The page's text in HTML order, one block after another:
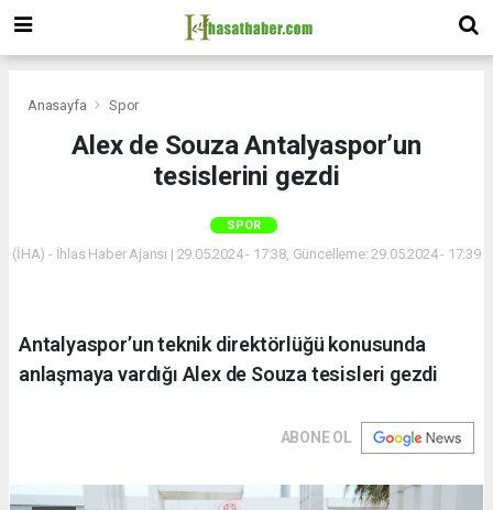
Anasayfa Spor
Alex de Souza Antalyaspor’un
tesislerini gezdi
SPOR
(İHA) - İhlas Haber Ajansı | 29.05.2024 - 17:38, Güncelleme: 29.05.2024 - 17:39
Antalyaspor’un teknik direktörlüğü konusunda
anlaşmaya vardığı Alex de Souza tesisleri gezdi
ABONE OL